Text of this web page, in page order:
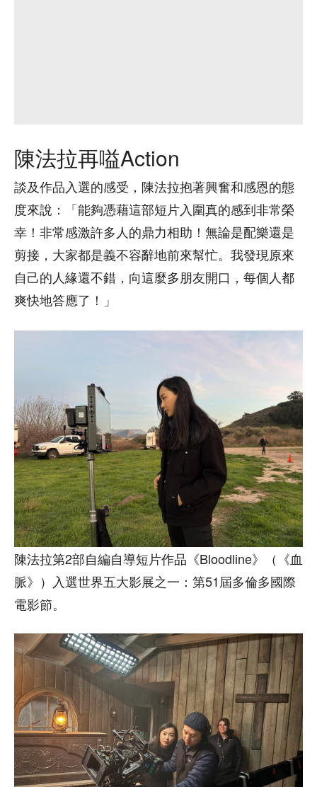
陳法拉再嗌Action
談及作品入選的感受，陳法拉抱著興奮和感恩的態
度來說：「能夠憑藉這部短片入圍真的感到非常榮
幸！非常感激許多人的鼎力相助！無論是配樂還是
剪接，大家都是義不容辭地前來幫忙。我發現原來
自己的人緣還不錯，向這麼多朋友開口，每個人都
爽快地答應了！」
陳法拉第2部自編自導短片作品《Bloodline》（《血
脈》）入選世界五大影展之一：第51屆多倫多國際
電影節。